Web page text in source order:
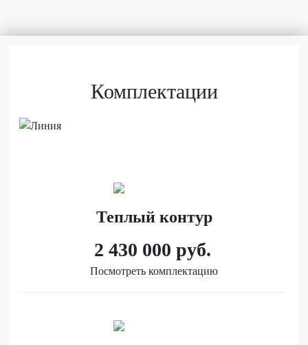
Комплектации
Теплый контур
2 430 000 руб.
Посмотреть комплектацию